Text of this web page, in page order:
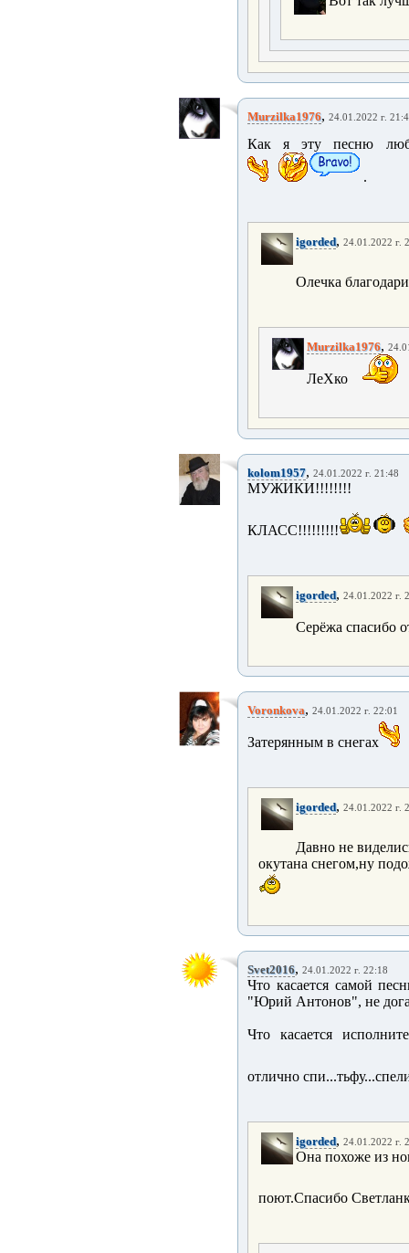
Murzilka1976, 24.01.2022 г.
Как я эту песню
.
igorded, 24.01.2022 г.
Олечка
Murzilka1976,
ЛеХко
kolom1957, 24.01.2022 г. 21:48
МУЖИКИ!!!!!!!!
КЛАСС!!!!!!!!!
igorded, 24.01.2022 г.
Серёжа спасибо
Voronkova, 24.01.2022 г. 22:01
Затерянным в снегах
igorded, 24.01.2022 г.
Давно не
окутана снегом,ну
Svet2016, 24.01.2022 г. 22:18
Что касается самой
"Юрий Антонов", не
Что касается
отлично
igorded, 24.01.2022 г.
Она похоже из
поют.Спасибо